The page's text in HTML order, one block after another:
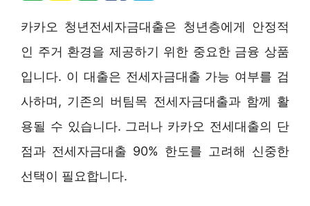
카카오 청년전세자금대출은 청년층에게 안정적
인 주거 환경을 제공하기 위한 중요한 금융 상품
입니다. 이 대출은 전세자금대출 가능 여부를 검
사하며, 기존의 버팀목 전세자금대출과 함께 활
용될 수 있습니다. 그러나 카카오 전세대출의 단
점과 전세자금대출 90% 한도를 고려해 신중한
선택이 필요합니다.